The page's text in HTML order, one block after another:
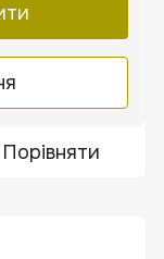
Порівняти